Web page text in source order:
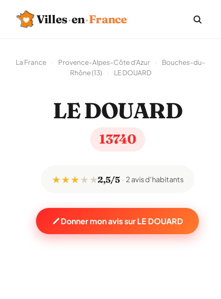
Villes·en·France
La France Provence-Alpes-Côte d'Azur
Bouches-du-
Rhône (13)
LE DOUARD
LE DOUARD
13740
★ ★ ★★ ★2,5/5 2 avis d'habitants
Donner mon avis sur LE DOUARD